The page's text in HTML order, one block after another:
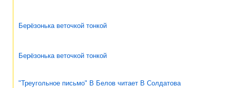
Берёзонька веточкой тонкой
Берёзонька веточкой тонкой
"Треугольное письмо" В Белов читает В Солдатова